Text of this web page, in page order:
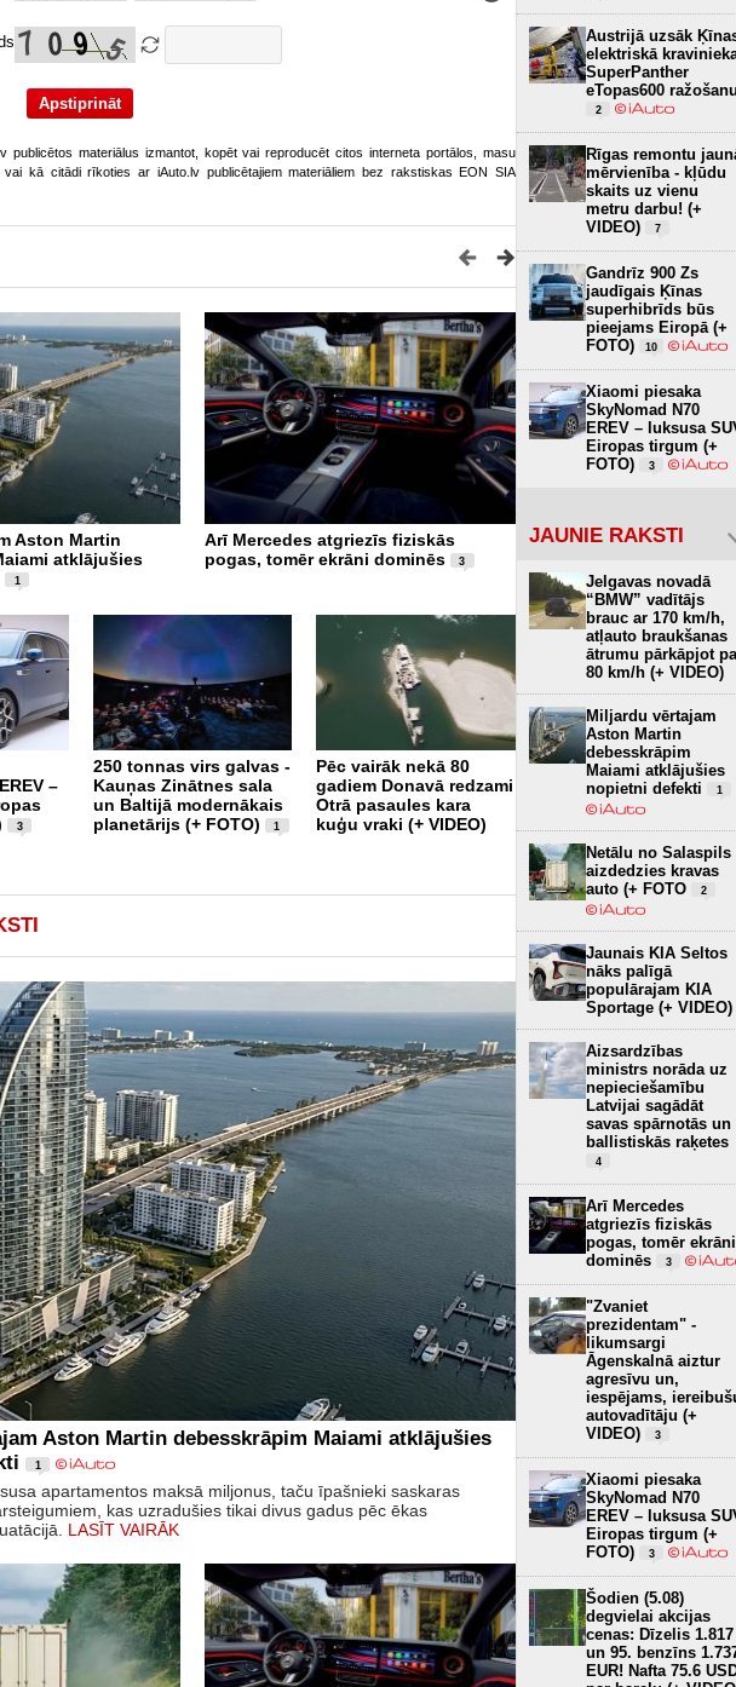
publicētos materiālus izmantot, kopēt vai reproducēt citos interneta portālos, masu
vai kā citādi rīkoties ar iAuto.lv publicētajiem materiāliem bez rakstiskas EON SIA
Aston Martin
atklājušies
1
Arī Mercedes atgriezīs fiziskās
pogas, tomēr ekrāni dominēs
3
–
3
250 tonnas virs galvas -
Kauņas Zinātnes sala
un Baltijā modernākais
planetārijs (+ FOTO)
1
Pēc vairāk nekā 80
gadiem Donavā redzami
Otrā pasaules kara
kuģu vraki (+ VIDEO)
Pirmajam super sporta
versiju 99 vienībās (+
97 procenti – jūlijā arī
Dānijā privātais sektors
pircis gandrīz tikai
Aston Martin debesskrāpim Maiami atklājušies
1
apartamentos maksā miljonus, taču īpašnieki saskaras
kas uzradušies tikai divus gadus pēc ēkas
LASĪT VAIRĀK
Austrijā uzsāk
elektriskā
SuperPanther
eTopas600 ražošanu
2
Rīgas remontu
mērvienība - kļūdu
skaits uz vienu
metru darbu! (+
VIDEO)
7
Gandrīz 900 Zs
jaudīgais Ķīnas
superhibrīds būs
pieejams Eiropā (+
FOTO)
10
Xiaomi piesaka
SkyNomad N70
EREV – luksusa
Eiropas tirgum (+
FOTO)
3
JAUNIE RAKSTI
Jelgavas novadā
“BMW” vadītājs
brauc ar 170 km/h,
atļauto braukšanas
ātrumu pārkāpjot
80 km/h (+ VIDEO)
Miljardu vērtajam
Aston Martin
debesskrāpim
Maiami atklājušies
nopietni defekti
1
Netālu no Salaspils
aizdedzies kravas
auto (+ FOTO
2
Jaunais KIA Seltos
nāks palīgā
populārajam KIA
Sportage (+ VIDEO)
Aizsardzības
ministrs norāda uz
nepieciešamību
Latvijai sagādāt
savas spārnotās un
ballistiskās raķetes
4
Arī Mercedes
atgriezīs fiziskās
pogas, tomēr ekrāni
dominēs
3
"Zvaniet
prezidentam" -
likumsargi
Āgenskalnā aiztur
agresīvu un,
iespējams,
autovadītāju (+
VIDEO)
3
Xiaomi piesaka
SkyNomad N70
EREV – luksusa
Eiropas tirgum (+
FOTO)
3
Šodien (5.08)
degvielai akcijas
cenas: Dīzelis 1.817
un 95. benzīns
EUR! Nafta 75.6